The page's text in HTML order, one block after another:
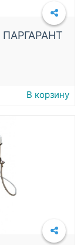
В корзину